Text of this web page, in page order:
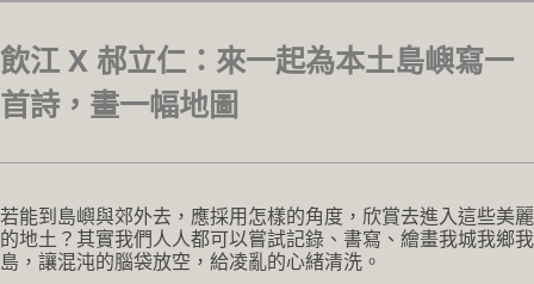
飲江 X 郝立仁：來一起為本土島嶼寫一
首詩，畫一幅地圖
若能到島嶼與郊外去，應採用怎樣的角度，欣賞去進入這些美麗
的地土？其實我們人人都可以嘗試記錄、書寫、繪畫我城我鄉我
島，讓混沌的腦袋放空，給凌亂的心緒清洗。